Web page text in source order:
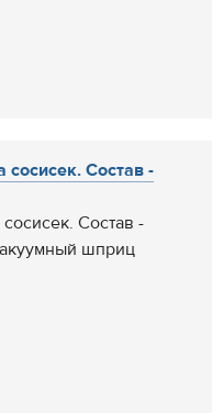
Состав -
Состав -
шприц